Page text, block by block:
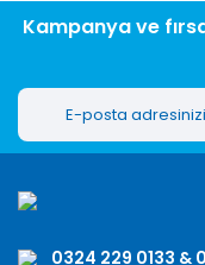
Kampanya ve
0324 229 0133 &